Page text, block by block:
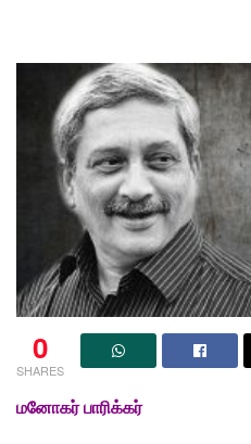
0
SHARES
மனோகர் பாரிக்கர்